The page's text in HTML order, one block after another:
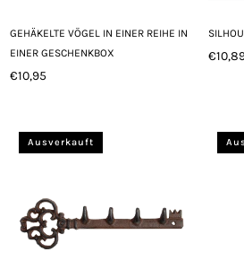
GEHÄKELTE VÖGEL IN EINER REIHE IN
EINER GESCHENKBOX
Normaler
€10,95
Ausverkauft